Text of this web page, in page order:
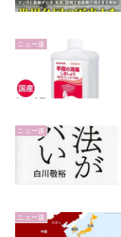
ニュー速
ニュー速
ニュー速